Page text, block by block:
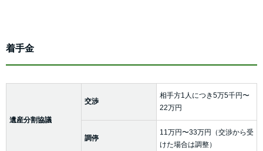
着手金
遺産分割協議
交渉
相手方1人につき5万5千円〜
22万円
調停
11万円〜33万円（交渉から受
けた場合は調整）